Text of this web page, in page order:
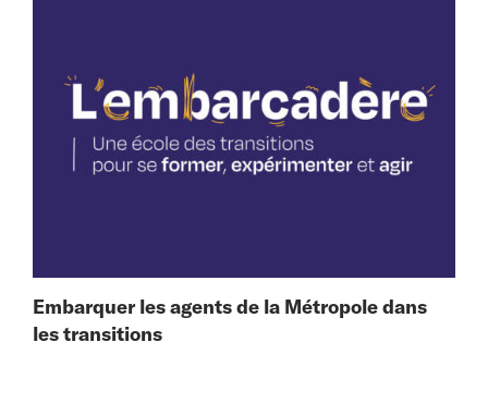
Embarquer les agents de la Métropole dans
les transitions